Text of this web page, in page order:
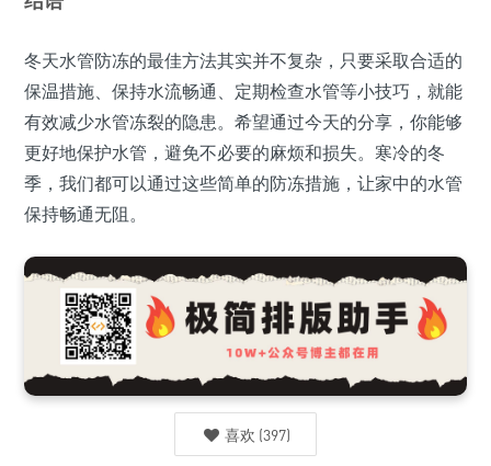
冬天水管防冻的最佳方法其实并不复杂，只要采取合适的
保温措施、保持水流畅通、定期检查水管等小技巧，就能
有效减少水管冻裂的隐患。希望通过今天的分享，你能够
更好地保护水管，避免不必要的麻烦和损失。寒冷的冬
季，我们都可以通过这些简单的防冻措施，让家中的水管
保持畅通无阻。
喜欢 (397)